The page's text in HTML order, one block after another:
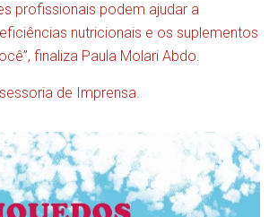
profissionais podem ajudar a
nutricionais e os suplementos
finaliza Paula Molari Abdo.
de Imprensa.